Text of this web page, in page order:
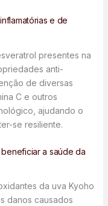
e de
presentes na
anti-
de diversas
C e outros
ajudando o
se resiliente.
a saúde da
da uva Kyoho
danos causados